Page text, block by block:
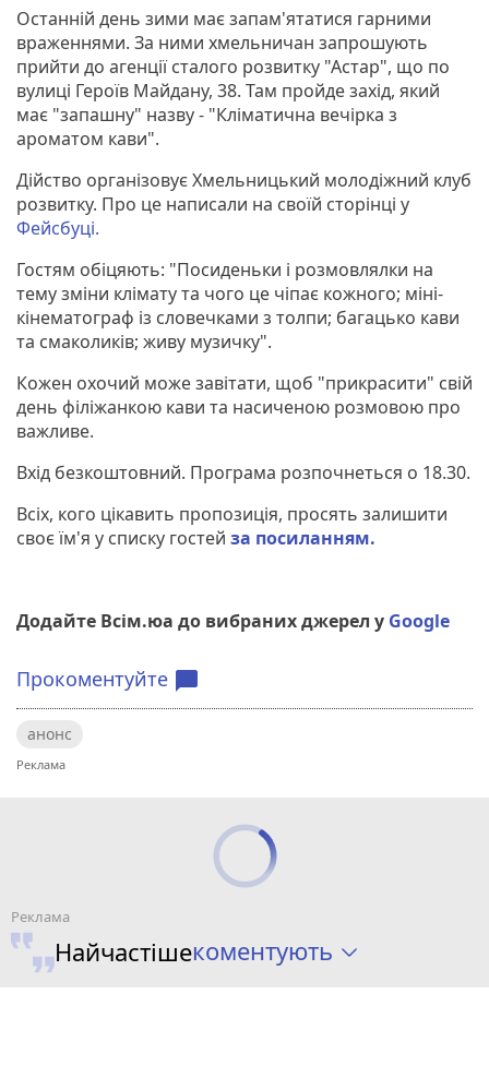
Останній день зими має запам'ятатися гарними
враженнями. За ними хмельничан запрошують
прийти до агенції сталого розвитку "Астар", що по
вулиці Героїв Майдану, 38. Там пройде захід, який
має "запашну" назву - "Кліматична вечірка з
ароматом кави".
Дійство організовує Хмельницький молодіжний клуб
розвитку. Про це написали на своїй сторінці у
Фейсбуці.
Гостям обіцяють: "Посиденьки і розмовлялки на
тему зміни клімату та чого це чіпає кожного; міні-
кінематограф із словечками з толпи; багацько кави
та смаколиків; живу музичку".
Кожен охочий може завітати, щоб "прикрасити" свій
день філіжанкою кави та насиченою розмовою про
важливе.
Вхід безкоштовний. Програма розпочнеться о 18.30.
Всіх, кого цікавить пропозиція, просять залишити
своє їм'я у списку гостей за посиланням.
Додайте Всім.юа до вибраних джерел у Google
Прокоментуйте chat_bubble
анонс
Найчастішекоментують